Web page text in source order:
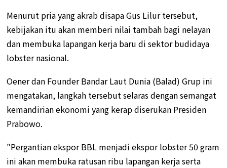
Menurut pria yang akrab disapa Gus Lilur tersebut,
kebijakan itu akan memberi nilai tambah bagi nelayan
dan membuka lapangan kerja baru di sektor budidaya
lobster nasional.
Oener dan Founder Bandar Laut Dunia (Balad) Grup ini
mengatakan, langkah tersebut selaras dengan semangat
kemandirian ekonomi yang kerap diserukan Presiden
Prabowo.
"Pergantian ekspor BBL menjadi ekspor lobster 50 gram
ini akan membuka ratusan ribu lapangan kerja serta